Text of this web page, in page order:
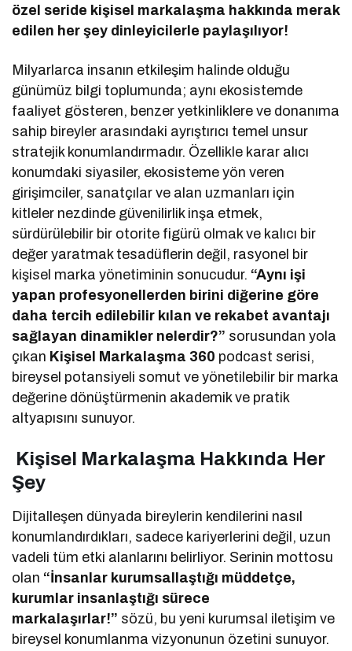
özel seride kişisel markalaşma hakkında merak
edilen her şey dinleyicilerle paylaşılıyor!
Milyarlarca insanın etkileşim halinde olduğu
günümüz bilgi toplumunda; aynı ekosistemde
faaliyet gösteren, benzer yetkinliklere ve donanıma
sahip bireyler arasındaki ayrıştırıcı temel unsur
stratejik konumlandırmadır. Özellikle karar alıcı
konumdaki siyasiler, ekosisteme yön veren
girişimciler, sanatçılar ve alan uzmanları için
kitleler nezdinde güvenilirlik inşa etmek,
sürdürülebilir bir otorite figürü olmak ve kalıcı bir
değer yaratmak tesadüflerin değil, rasyonel bir
kişisel marka yönetiminin sonucudur. “Aynı işi
yapan profesyonellerden birini diğerine göre
daha tercih edilebilir kılan ve rekabet avantajı
sağlayan dinamikler nelerdir?” sorusundan yola
çıkan Kişisel Markalaşma 360 podcast serisi,
bireysel potansiyeli somut ve yönetilebilir bir marka
değerine dönüştürmenin akademik ve pratik
altyapısını sunuyor.
Kişisel Markalaşma Hakkında Her
Şey
Dijitalleşen dünyada bireylerin kendilerini nasıl
konumlandırdıkları, sadece kariyerlerini değil, uzun
vadeli tüm etki alanlarını belirliyor. Serinin mottosu
olan “İnsanlar kurumsallaştığı müddetçe,
kurumlar insanlaştığı sürece
markalaşırlar!” sözü, bu yeni kurumsal iletişim ve
bireysel konumlanma vizyonunun özetini sunuyor.